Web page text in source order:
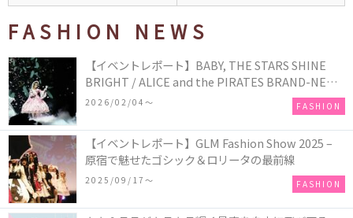
FASHION NEWS
【イベントレポート】BABY, THE STARS SHINE
BRIGHT / ALICE and the PIRATES BRAND-NEW
COLLECTION in TOKYO
2026/02/04〜 FASHION
【イベントレポート】GLM Fashion Show 2025 –
原宿で魅せたゴシック＆ロリータの最前線
2025/09/17〜 FASHION